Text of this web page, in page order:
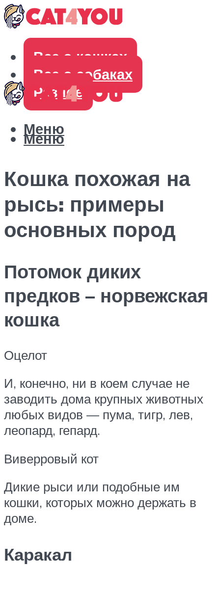
Все о кошках
Все о собаках
Разное
Меню
Меню
Кошка похожая на
рысь: примеры
основных пород
Потомок диких
предков – норвежская
кошка
Оцелот
И, конечно, ни в коем случае не
заводить дома крупных животных
любых видов — пума, тигр, лев,
леопард, гепард.
Виверровый кот
Дикие рыси или подобные им
кошки, которых можно держать в
доме.
Каракал